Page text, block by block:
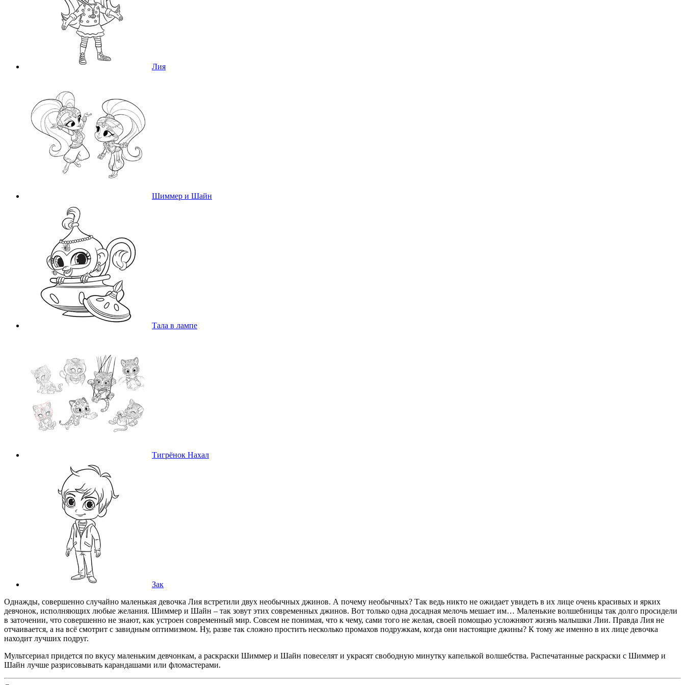
Лия
Шиммер и Шайн
Тала в лампе
Тигрёнок Нахал
Зак
Однажды, совершенно случайно маленькая девочка Лия встретили двух необычных джинов. А почему необычных? Так ведь никто не ожидает увидеть в их лице очень красивых и ярких
девчонок, исполняющих любые желания. Шиммер и Шайн – так зовут этих современных джинов. Вот только одна досадная мелочь мешает им… Маленькие волшебницы так долго просидели
в заточении, что совершенно не знают, как устроен современный мир. Совсем не понимая, что к чему, сами того не желая, своей помощью усложняют жизнь малышки Лии. Правда Лия не
отчаивается, а на всё смотрит с завидным оптимизмом. Ну, разве так сложно простить несколько промахов подружкам, когда они настоящие джины? К тому же именно в их лице девочка
находит лучших подруг.
Мультсериал придется по вкусу маленьким девчонкам, а раскраски Шиммер и Шайн повеселят и украсят свободную минутку капелькой волшебства. Распечатанные раскраски с Шиммер и
Шайн лучше разрисовывать карандашами или фломастерами.